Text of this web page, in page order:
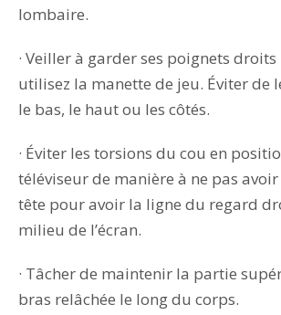
lombaire.
· Veiller à garder ses poignets droits
utilisez la manette de jeu. Éviter de
le bas, le haut ou les côtés.
· Éviter les torsions du cou en
téléviseur de manière à ne pas
tête pour avoir la ligne du regard
milieu de l’écran.
· Tâcher de maintenir la partie
bras relâchée le long du corps.